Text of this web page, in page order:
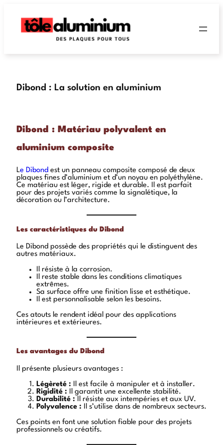
Dibond : La solution en aluminium
Dibond : Matériau polyvalent en
aluminium composite
Le Dibond est un panneau composite composé de deux
plaques fines d’aluminium et d’un noyau en polyéthylène.
Ce matériau est léger, rigide et durable. Il est parfait
pour des projets variés comme la signalétique, la
décoration ou l’architecture.
Les caractéristiques du Dibond
Le Dibond possède des propriétés qui le distinguent des
autres matériaux.
Il résiste à la corrosion.
Il reste stable dans les conditions climatiques
extrêmes.
Sa surface offre une finition lisse et esthétique.
Il est personnalisable selon les besoins.
Ces atouts le rendent idéal pour des applications
intérieures et extérieures.
Les avantages du Dibond
Il présente plusieurs avantages :
Légèreté : Il est facile à manipuler et à installer.
Rigidité : Il garantit une excellente stabilité.
Durabilité : Il résiste aux intempéries et aux UV.
Polyvalence : Il s’utilise dans de nombreux secteurs.
Ces points en font une solution fiable pour des projets
professionnels ou créatifs.